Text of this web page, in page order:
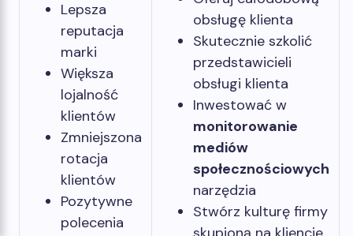
Lepsza
reputacja
marki
Większa
lojalność
klientów
Zmniejszona
rotacja
klientów
Pozytywne
polecenia
obsługę klienta
Skutecznie szkolić
przedstawicieli
obsługi klienta
Inwestować w
monitorowanie
mediów
społecznościowych
narzędzia
Stwórz kulturę firmy